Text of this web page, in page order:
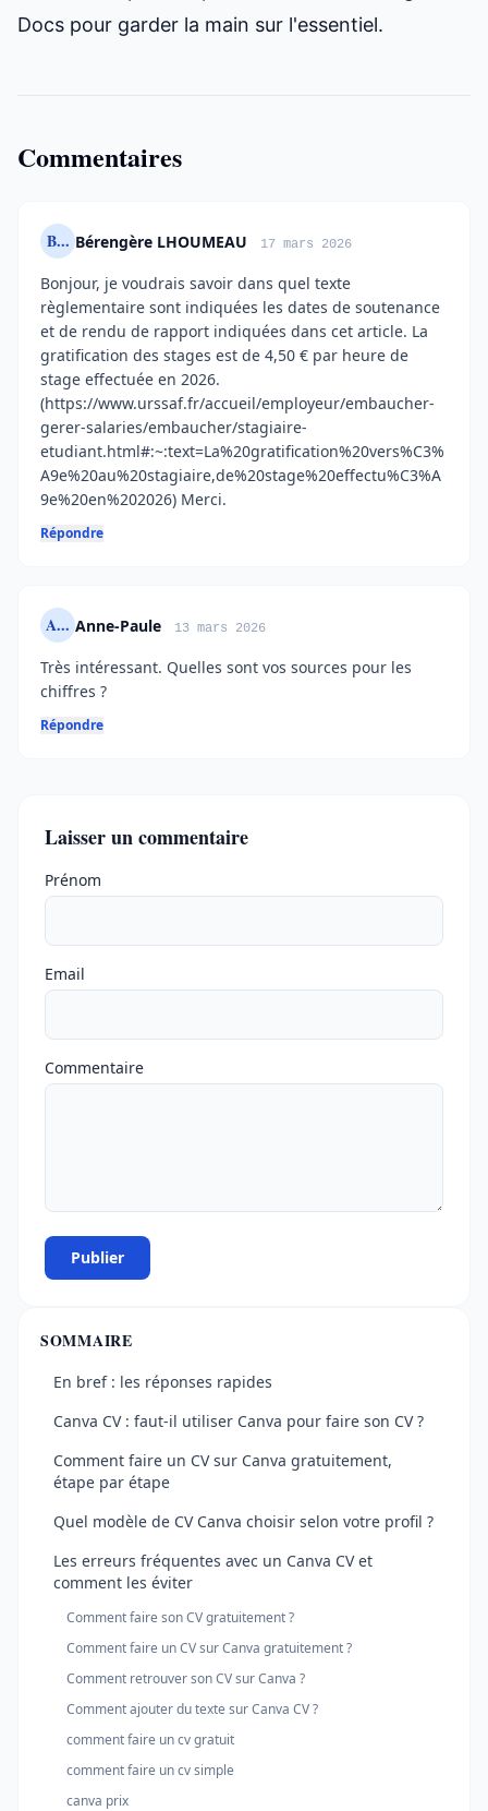
Docs pour garder la main sur l'essentiel.
Commentaires
B... Bérengère LHOUMEAU 17 mars 2026
Bonjour, je voudrais savoir dans quel texte
règlementaire sont indiquées les dates de soutenance
et de rendu de rapport indiquées dans cet article. La
gratification des stages est de 4,50 € par heure de
stage effectuée en 2026.
(https://www.urssaf.fr/accueil/employeur/embaucher-
gerer-salaries/embaucher/stagiaire-
etudiant.html#:~:text=La%20gratification%20vers%C3%
A9e%20au%20stagiaire,de%20stage%20effectu%C3%A
9e%20en%202026) Merci.
Répondre
A... Anne-Paule 13 mars 2026
Très intéressant. Quelles sont vos sources pour les
chiffres ?
Répondre
Laisser un commentaire
Ne pas remplir
Prénom
Email
Commentaire
Publier
SOMMAIRE
En bref : les réponses rapides
Canva CV : faut-il utiliser Canva pour faire son CV ?
Comment faire un CV sur Canva gratuitement,
étape par étape
Quel modèle de CV Canva choisir selon votre profil ?
Les erreurs fréquentes avec un Canva CV et
comment les éviter
Comment faire son CV gratuitement ?
Comment faire un CV sur Canva gratuitement ?
Comment retrouver son CV sur Canva ?
Comment ajouter du texte sur Canva CV ?
comment faire un cv gratuit
comment faire un cv simple
canva prix